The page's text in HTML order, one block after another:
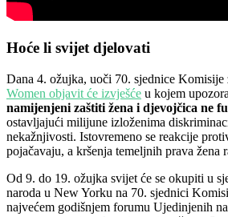
Hoće li svijet djelovati
Dana 4. ožujka, uoči 70. sjednice Komisije
Women objavit će izvješće u kojem
namijenjeni zaštiti žena i djevojčica ne
ostavljajući milijune izloženima
nekažnjivosti. Istovremeno se reakcije
pojačavaju, a kršenja temeljnih prava žena
Od 9. do 19. ožujka svijet će se okupiti u
naroda u New Yorku na 70. sjednici
najvećem godišnjem forumu Ujedinjenih